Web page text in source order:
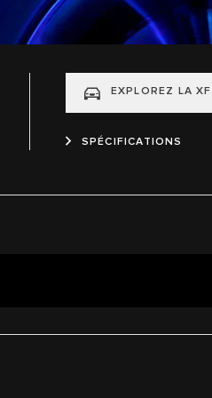
EXPLOREZ LA XF
SPÉCIFICATIONS